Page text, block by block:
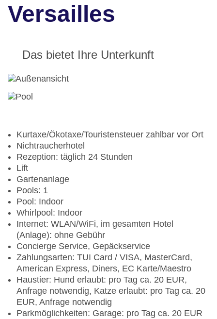
Versailles
Das bietet Ihre Unterkunft
Kurtaxe/Ökotaxe/Touristensteuer zahlbar vor Ort
Nichtraucherhotel
Rezeption: täglich 24 Stunden
Lift
Gartenanlage
Pools: 1
Pool: Indoor
Whirlpool: Indoor
Internet: WLAN/WiFi, im gesamten Hotel
(Anlage): ohne Gebühr
Concierge Service, Gepäckservice
Zahlungsarten: TUI Card / VISA, MasterCard,
American Express, Diners, EC Karte/Maestro
Haustier: Hund erlaubt: pro Tag ca. 20 EUR,
Anfrage notwendig, Katze erlaubt: pro Tag ca. 20
EUR, Anfrage notwendig
Parkmöglichkeiten: Garage: pro Tag ca. 20 EUR